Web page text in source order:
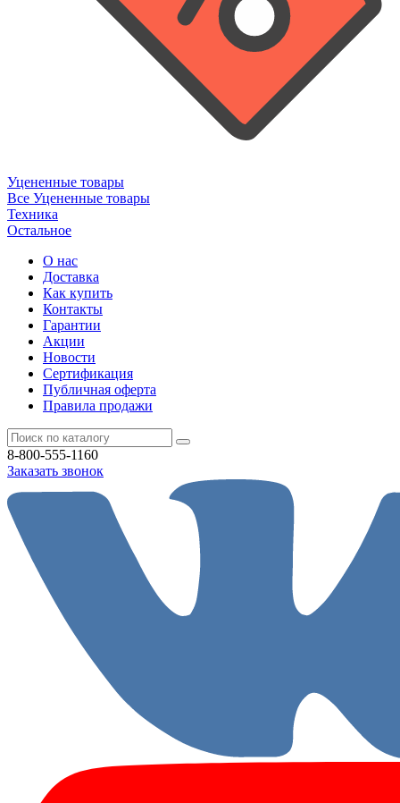
Уцененные товары
Все Уцененные товары
Техника
Остальное
О нас
Доставка
Как купить
Контакты
Гарантии
Акции
Новости
Cертификация
Публичная оферта
Правила продажи
8-800-555-1160
Заказать звонок